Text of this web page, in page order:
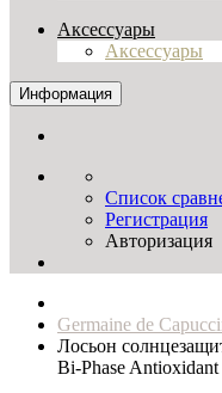
Аксессуары
Аксессуары
Информация
Список
Регистрация
Авторизация
Germaine de
Лосьон
Bi-Phase